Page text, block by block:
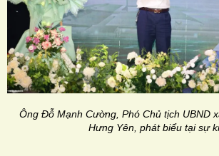
Ông Đỗ Mạnh Cường, Phó Chủ tịch UBND
Hưng Yên, phát biểu tại sự